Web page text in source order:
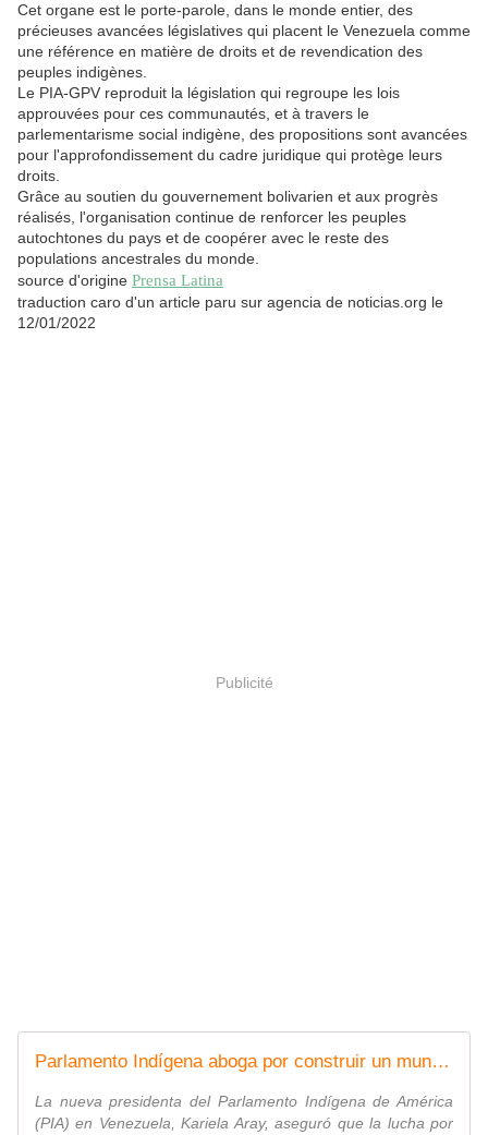
Cet organe est le porte-parole, dans le monde entier, des
précieuses avancées législatives qui placent le Venezuela comme
une référence en matière de droits et de revendication des
peuples indigènes.
Le PIA-GPV reproduit la législation qui regroupe les lois
approuvées pour ces communautés, et à travers le
parlementarisme social indigène, des propositions sont avancées
pour l'approfondissement du cadre juridique qui protège leurs
droits.
Grâce au soutien du gouvernement bolivarien et aux progrès
réalisés, l'organisation continue de renforcer les peuples
autochtones du pays et de coopérer avec le reste des
populations ancestrales du monde.
source d'origine Prensa Latina
traduction caro d'un article paru sur agencia de noticias.org le
12/01/2022
Publicité
Parlamento Indígena aboga por construir un mundo de paz
La nueva presidenta del Parlamento Indígena de América
(PIA) en Venezuela, Kariela Aray, aseguró que la lucha por